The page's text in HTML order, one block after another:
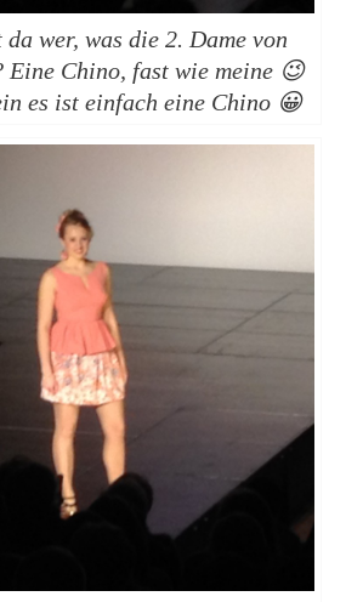
da wer, was die 2. Dame von
Eine Chino, fast wie meine 😉
es ist einfach eine Chino 😀